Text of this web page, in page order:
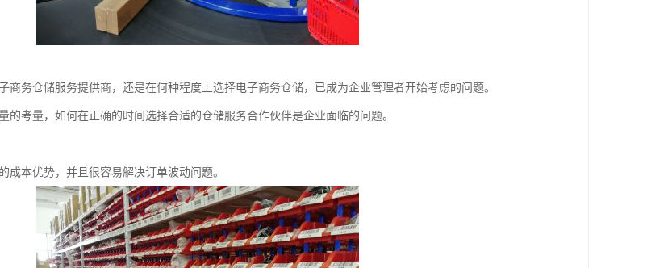
商务仓储服务提供商，还是在何种程度上选择电子商务仓储，已成为企业管理者开始考虑的问题。
的考量，如何在正确的时间选择合适的仓储服务合作伙伴是企业面临的问题。
成本优势，并且很容易解决订单波动问题。